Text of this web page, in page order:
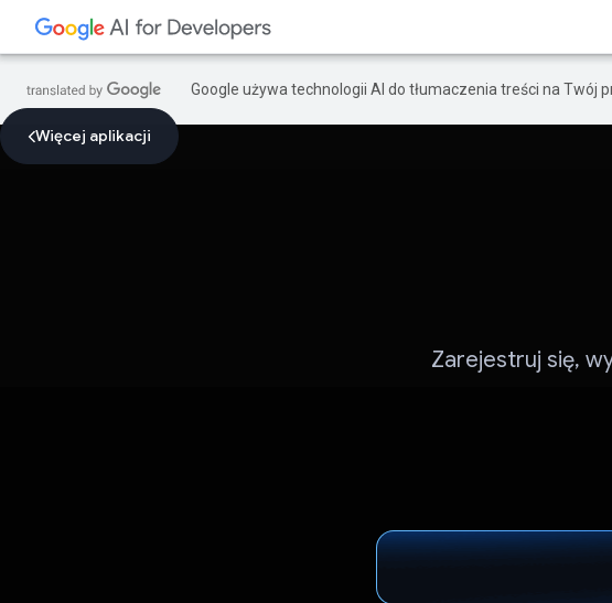
Google używa technologii AI do tłumaczenia treści na Twój
Więcej aplikacji
Zarejestruj się,